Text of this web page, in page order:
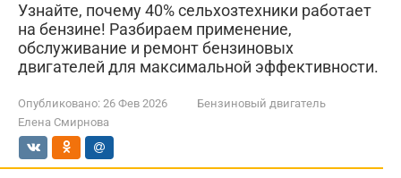
Узнайте, почему 40% сельхозтехники работает
на бензине! Разбираем применение,
обслуживание и ремонт бензиновых
двигателей для максимальной эффективности.
Опубликовано: 26 Фев 2026
Бензиновый двигатель
Елена Смирнова